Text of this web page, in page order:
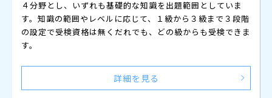
４分野とし、いずれも基礎的な知識を出題範囲としていま
す。知識の範囲やレベルに応じて、１級から３級まで３段階
の設定で受検資格は無くだれでも、どの級からも受検できま
す。
詳細を見る